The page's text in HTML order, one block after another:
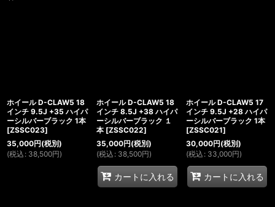
ホイール D-CLAW5 18
インチ 9.5J +35 ハイパ
ーシルバーブラック 1本
[ZSSC023]
35,000円(税別)
(税込 : 38,500円)
ホイール D-CLAW5 18
インチ 8.5J +38 ハイパ
ーシルバーブラック １
本 [ZSSC022]
35,000円(税別)
(税込 : 38,500円)
カートに入れる
ホイール D-CLAW5 17
インチ 9.5J +28 ハイパ
ーシルバーブラック 1本
[ZSSC021]
30,000円(税別)
(税込 : 33,000円)
カートに入れる